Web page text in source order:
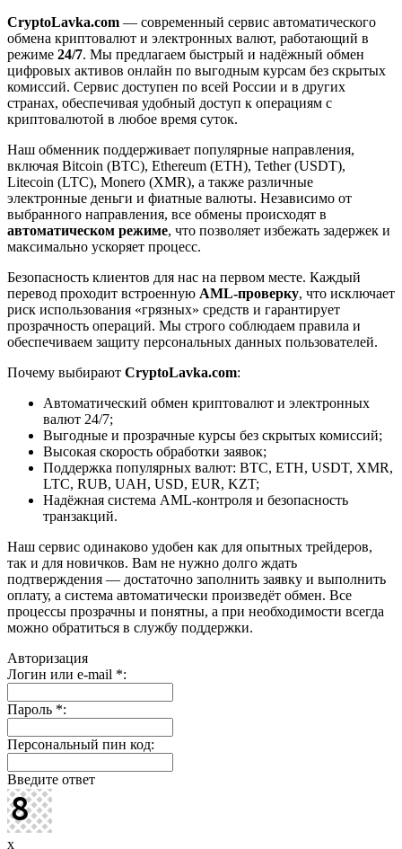
CryptoLavka.com — современный сервис автоматического
обмена криптовалют и электронных валют, работающий в
режиме 24/7. Мы предлагаем быстрый и надёжный обмен
цифровых активов онлайн по выгодным курсам без скрытых
комиссий. Сервис доступен по всей России и в других
странах, обеспечивая удобный доступ к операциям с
криптовалютой в любое время суток.
Наш обменник поддерживает популярные направления,
включая Bitcoin (BTC), Ethereum (ETH), Tether (USDT),
Litecoin (LTC), Monero (XMR), а также различные
электронные деньги и фиатные валюты. Независимо от
выбранного направления, все обмены происходят в
автоматическом режиме, что позволяет избежать задержек и
максимально ускоряет процесс.
Безопасность клиентов для нас на первом месте. Каждый
перевод проходит встроенную AML-проверку, что исключает
риск использования «грязных» средств и гарантирует
прозрачность операций. Мы строго соблюдаем правила и
обеспечиваем защиту персональных данных пользователей.
Почему выбирают CryptoLavka.com:
Автоматический обмен криптовалют и электронных
валют 24/7;
Выгодные и прозрачные курсы без скрытых комиссий;
Высокая скорость обработки заявок;
Поддержка популярных валют: BTC, ETH, USDT, XMR,
LTC, RUB, UAH, USD, EUR, KZT;
Надёжная система AML-контроля и безопасность
транзакций.
Наш сервис одинаково удобен как для опытных трейдеров,
так и для новичков. Вам не нужно долго ждать
подтверждения — достаточно заполнить заявку и выполнить
оплату, а система автоматически произведёт обмен. Все
процессы прозрачны и понятны, а при необходимости всегда
можно обратиться в службу поддержки.
Авторизация
Логин или e-mail *:
Пароль *:
Персональный пин код:
Введите ответ
x